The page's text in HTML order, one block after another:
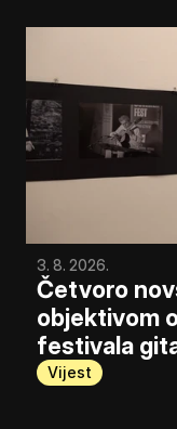
3. 8. 2026.
Četvoro
objektivom
festivala
Vijest